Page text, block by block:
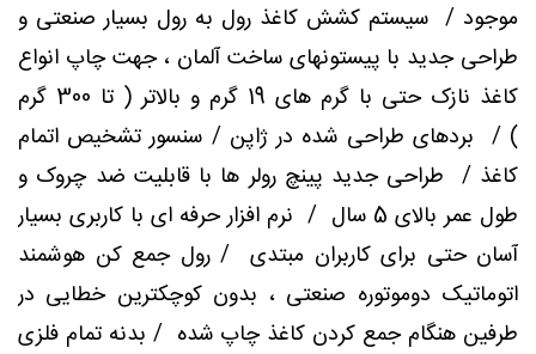
موجود / سیستم کشش کاغذ رول به رول بسیار صنعتی و
طراحی جدید با پیستونهای ساخت آلمان ، جهت چاپ انواع
کاغذ نازک حتی با گرم های 19 گرم و بالاتر ( تا 300 گرم
) / بردهای طراحی شده در ژاپن / سنسور تشخیص اتمام
کاغذ / طراحی جدید پینچ رولر ها با قابلیت ضد چروک و
طول عمر بالای 5 سال / نرم افزار حرفه ای با کاربری بسیار
آسان حتی برای کاربران مبتدی / رول جمع کن هوشمند
اتوماتیک دوموتوره صنعتی ، بدون کوچکترین خطایی در
طرفین هنگام جمع کردن کاغذ چاپ شده / بدنه تمام فلزی